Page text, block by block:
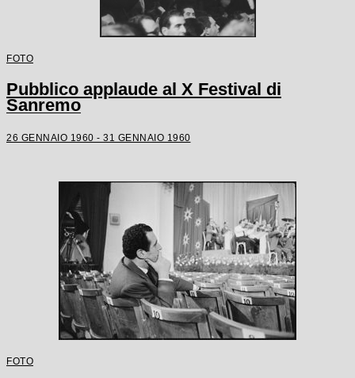
FOTO
Pubblico applaude al X Festival di
Sanremo
26 GENNAIO 1960 - 31 GENNAIO 1960
FOTO